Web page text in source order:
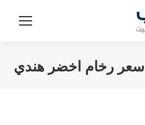
سعر رخام اخضر هندي